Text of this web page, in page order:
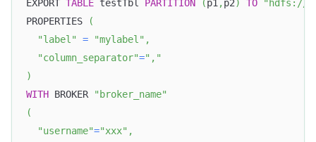
EXPORT TABLE testTbl PARTITION (p1 ,p2) TO
"hdfs://
PROPERTIES
(
"label"
= "mylabel" ,
"column_separator"=","
)
WITH BROKER
"broker_name"
(
"username"="xxx" ,